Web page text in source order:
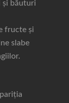
și băuturi
fructe și
slabe